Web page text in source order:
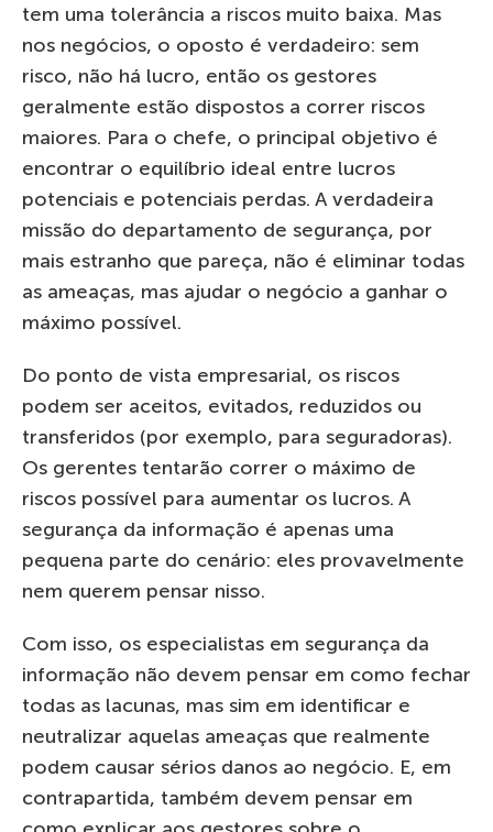
tem uma tolerância a riscos muito baixa. Mas
nos negócios, o oposto é verdadeiro: sem
risco, não há lucro, então os gestores
geralmente estão dispostos a correr riscos
maiores. Para o chefe, o principal objetivo é
encontrar o equilíbrio ideal entre lucros
potenciais e potenciais perdas. A verdadeira
missão do departamento de segurança, por
mais estranho que pareça, não é eliminar todas
as ameaças, mas ajudar o negócio a ganhar o
máximo possível.
Do ponto de vista empresarial, os riscos
podem ser aceitos, evitados, reduzidos ou
transferidos (por exemplo, para seguradoras).
Os gerentes tentarão correr o máximo de
riscos possível para aumentar os lucros. A
segurança da informação é apenas uma
pequena parte do cenário: eles provavelmente
nem querem pensar nisso.
Com isso, os especialistas em segurança da
informação não devem pensar em como fechar
todas as lacunas, mas sim em identificar e
neutralizar aquelas ameaças que realmente
podem causar sérios danos ao negócio. E, em
contrapartida, também devem pensar em